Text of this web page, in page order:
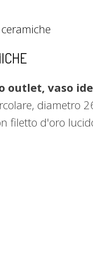
outlet, vaso
diametro
filetto d'oro